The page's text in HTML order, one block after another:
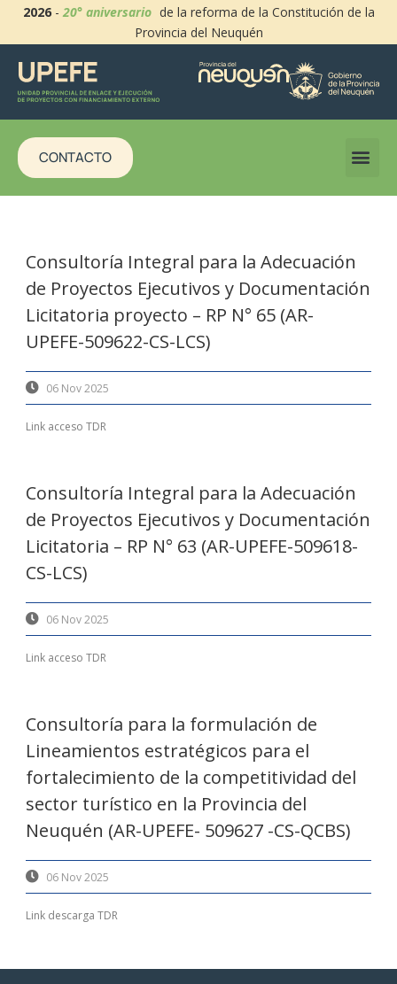
2026-20° aniversario de la reforma de la Constitución de la
Provincia del Neuquén
CONTACTO
Consultoría Integral para la Adecuación
de Proyectos Ejecutivos y Documentación
Licitatoria proyecto – RP N° 65 (AR-
UPEFE-509622-CS-LCS)
06 Nov 2025
Link acceso TDR
Consultoría Integral para la Adecuación
de Proyectos Ejecutivos y Documentación
Licitatoria – RP N° 63 (AR-UPEFE-509618-
CS-LCS)
06 Nov 2025
Link acceso TDR
Consultoría para la formulación de
Lineamientos estratégicos para el
fortalecimiento de la competitividad del
sector turístico en la Provincia del
Neuquén (AR-UPEFE- 509627 -CS-QCBS)
06 Nov 2025
Link descarga TDR